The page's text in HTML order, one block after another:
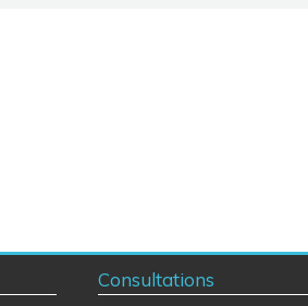
Consultations